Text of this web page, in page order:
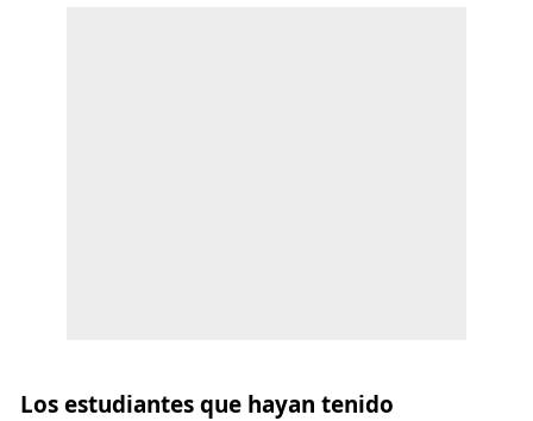
Los estudiantes que hayan tenido